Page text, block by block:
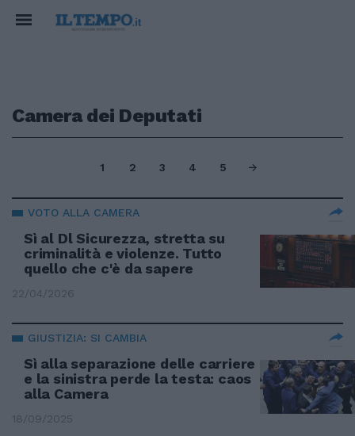
Camera dei Deputati
1 2 3 4 5
VOTO ALLA CAMERA
Sì al Dl Sicurezza, stretta su
criminalità e violenze. Tutto
quello che c'è da sapere
22/04/2026
GIUSTIZIA: SI CAMBIA
Sì alla separazione delle carriere
e la sinistra perde la testa: caos
alla Camera
18/09/2025